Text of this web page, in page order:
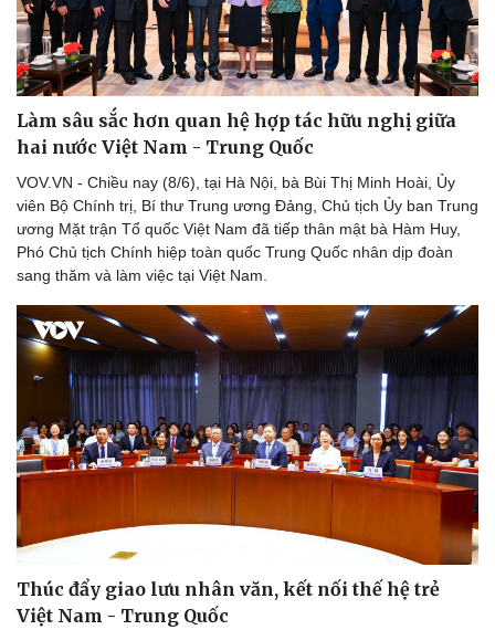
Làm sâu sắc hơn quan hệ hợp tác hữu nghị giữa
hai nước Việt Nam - Trung Quốc
VOV.VN - Chiều nay (8/6), tại Hà Nội, bà Bùi Thị Minh Hoài, Ủy
viên Bộ Chính trị, Bí thư Trung ương Đảng, Chủ tịch Ủy ban Trung
ương Mặt trận Tổ quốc Việt Nam đã tiếp thân mật bà Hàm Huy,
Phó Chủ tịch Chính hiệp toàn quốc Trung Quốc nhân dịp đoàn
sang thăm và làm việc tại Việt Nam.
Thúc đẩy giao lưu nhân văn, kết nối thế hệ trẻ
Việt Nam - Trung Quốc